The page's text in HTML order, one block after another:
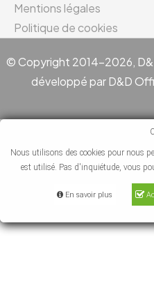
Mentions légales
Politique de cookies
© Copyright 2014-2026,
développé par D&D
Nous utilisons des cookies pour nous
est utilisé. Pas d'inquiétude, vous
En savoir plus